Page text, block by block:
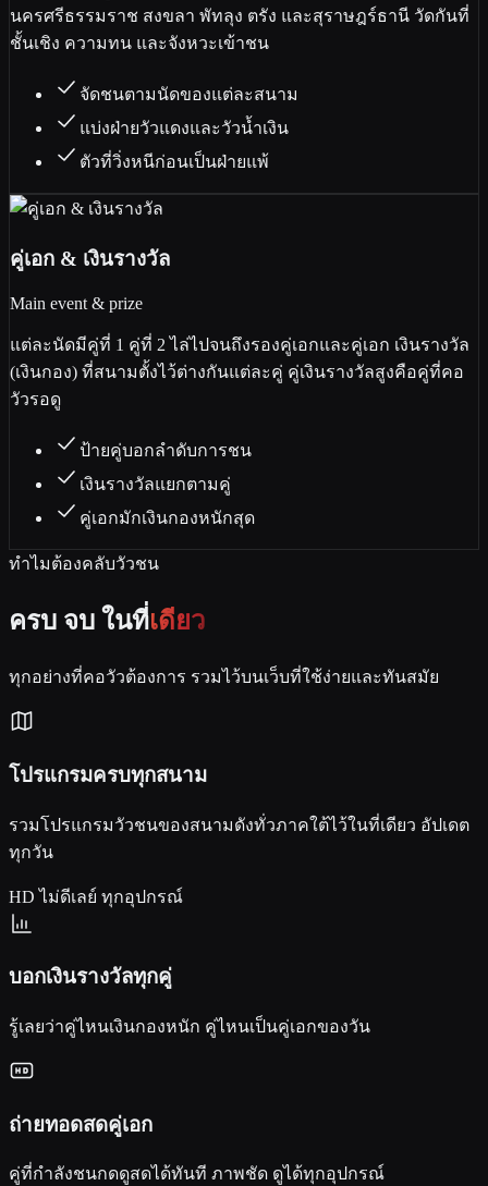
นครศรีธรรมราช สงขลา พัทลุง ตรัง และสุราษฎร์ธานี วัดกันที่
ชั้นเชิง ความทน และจังหวะเข้าชน
จัดชนตามนัดของแต่ละสนาม
แบ่งฝ่ายวัวแดงและวัวน้ำเงิน
ตัวที่วิ่งหนีก่อนเป็นฝ่ายแพ้
คู่เอก & เงินรางวัล
Main event & prize
แต่ละนัดมีคู่ที่ 1 คู่ที่ 2 ไล่ไปจนถึงรองคู่เอกและคู่เอก เงินรางวัล
(เงินกอง) ที่สนามตั้งไว้ต่างกันแต่ละคู่ คู่เงินรางวัลสูงคือคู่ที่คอ
วัวรอดู
ป้ายคู่บอกลำดับการชน
เงินรางวัลแยกตามคู่
คู่เอกมักเงินกองหนักสุด
ทำไมต้องคลับวัวชน
ครบ จบ ในที่เดียว
ทุกอย่างที่คอวัวต้องการ รวมไว้บนเว็บที่ใช้ง่ายและทันสมัย
โปรแกรมครบทุกสนาม
รวมโปรแกรมวัวชนของสนามดังทั่วภาคใต้ไว้ในที่เดียว อัปเดต
ทุกวัน
HD ไม่ดีเลย์ ทุกอุปกรณ์
บอกเงินรางวัลทุกคู่
รู้เลยว่าคู่ไหนเงินกองหนัก คู่ไหนเป็นคู่เอกของวัน
ถ่ายทอดสดคู่เอก
คู่ที่กำลังชนกดดูสดได้ทันที ภาพชัด ดูได้ทุกอุปกรณ์